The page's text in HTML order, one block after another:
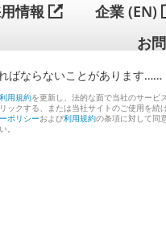
情報 企業 (EN)
お
G5 ENTERTAINMENT ®
利用規約
プライバシ
ばな⁠ら⁠な⁠い⁠こ⁠と⁠があ⁠り⁠ま⁠す⁠…⁠…
利用規約を更新し、法的な面で当社のサービ
ックする、または当社サイトのご使用を続
ポリシーおよび利用規約の条項に対して同
。